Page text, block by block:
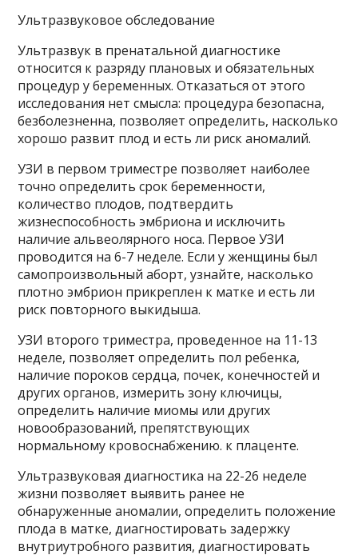
Ультразвуковое обследование
Ультразвук в пренатальной диагностике
относится к разряду плановых и обязательных
процедур у беременных. Отказаться от этого
исследования нет смысла: процедура безопасна,
безболезненна, позволяет определить, насколько
хорошо развит плод и есть ли риск аномалий.
УЗИ в первом триместре позволяет наиболее
точно определить срок беременности,
количество плодов, подтвердить
жизнеспособность эмбриона и исключить
наличие альвеолярного носа. Первое УЗИ
проводится на 6-7 неделе. Если у женщины был
самопроизвольный аборт, узнайте, насколько
плотно эмбрион прикреплен к матке и есть ли
риск повторного выкидыша.
УЗИ второго триместра, проведенное на 11-13
неделе, позволяет определить пол ребенка,
наличие пороков сердца, почек, конечностей и
других органов, измерить зону ключицы,
определить наличие миомы или других
новообразований, препятствующих
нормальному кровоснабжению. к плаценте.
Ультразвуковая диагностика на 22-26 неделе
жизни позволяет выявить ранее не
обнаруженные аномалии, определить положение
плода в матке, диагностировать задержку
внутриутробного развития, диагностировать